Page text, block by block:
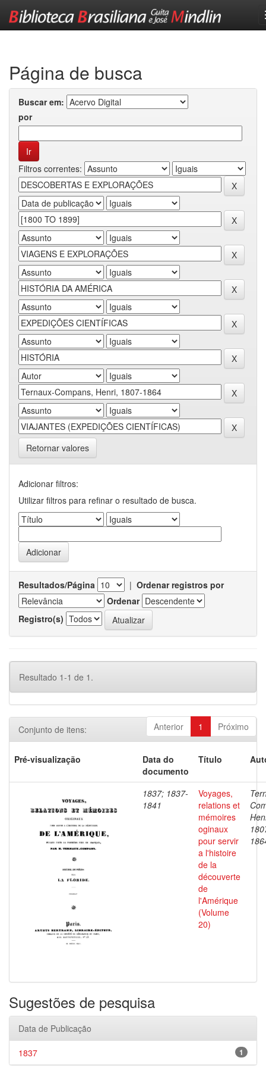
Página de busca
Buscar em:
por
Filtros correntes:
Retornar valores
Adicionar filtros:
Utilizar filtros para refinar o resultado de busca.
Resultados/Página | Ordenar registros por
Ordenar
Registro(s)
Resultado 1-1 de 1.
Anterior 1 Próximo
Conjunto de itens:
Pré-visualização
Data do
documento
Título
1837; 1837-
1841
Voyages,
relations et
mémoires
oginaux
pour servir
a l'histoire
de la
découverte
de
l'Amérique
(Volume
20)
Sugestões de pesquisa
Data de Publicação
1
1837